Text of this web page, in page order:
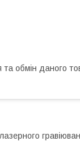
обмін даного